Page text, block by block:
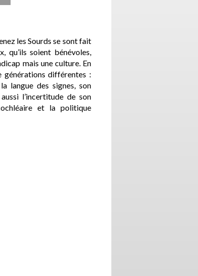
les Sourds se sont fait
qu’ils soient bénévoles,
mais une culture. En
générations différentes :
langue des signes, son
l’incertitude de son
et la politique